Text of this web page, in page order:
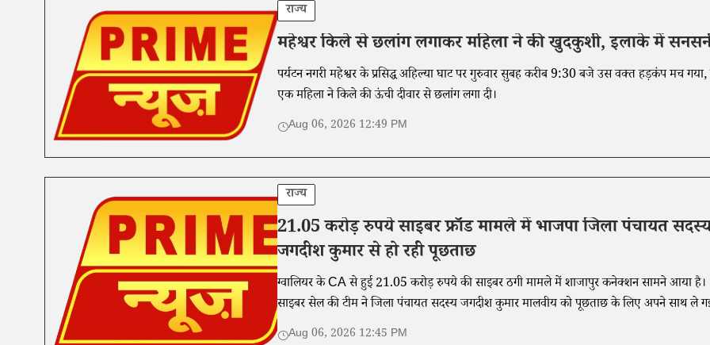
राज्य
महेश्वर किले से छलांग लगाकर महिला ने की खुदकुशी, इलाके में
पर्यटन नगरी महेश्वर के प्रसिद्ध अहिल्या घाट पर गुरुवार सुबह करीब 9:30 बजे उस वक्त हड़कंप मच
एक महिला ने किले की ऊंची दीवार से छलांग लगा दी।
Aug 06, 2026 12:49 PM
राज्य
21.05 करोड़ रुपये साइबर फ्रॉड मामले में भाजपा जिला पंचायत
जगदीश कुमार से हो रही पूछताछ
ग्वालियर के CA से हुई 21.05 करोड़ रुपये की साइबर ठगी मामले में शाजापुर कनेक्शन सामने आया है।
साइबर सेल की टीम ने जिला पंचायत सदस्य जगदीश कुमार मालवीय को पूछताछ के लिए अपने साथ ले
है।Aug 06, 2026 12:45 PM